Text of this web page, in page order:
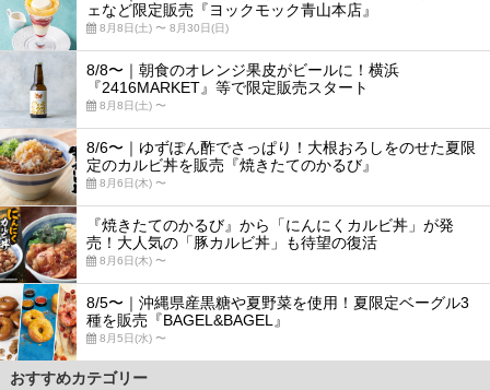
ェなど限定販売『ヨックモック青山本店』
8月8日(土) 〜 8月30日(日)
8/8〜｜朝食のオレンジ果皮がビールに！横浜
『2416MARKET』等で限定販売スタート
8月8日(土) 〜
8/6〜｜ゆずぽん酢でさっぱり！大根おろしをのせた夏限
定のカルビ丼を販売『焼きたてのかるび』
8月6日(木) 〜
『焼きたてのかるび』から「にんにくカルビ丼」が発
売！大人気の「豚カルビ丼」も待望の復活
8月6日(木) 〜
8/5〜｜沖縄県産黒糖や夏野菜を使用！夏限定ベーグル3
種を販売『BAGEL&BAGEL』
8月5日(水) 〜
おすすめカテゴリー